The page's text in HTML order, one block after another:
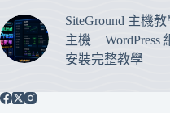
SiteGround 主機
主機 + WordPress
安裝完整教學